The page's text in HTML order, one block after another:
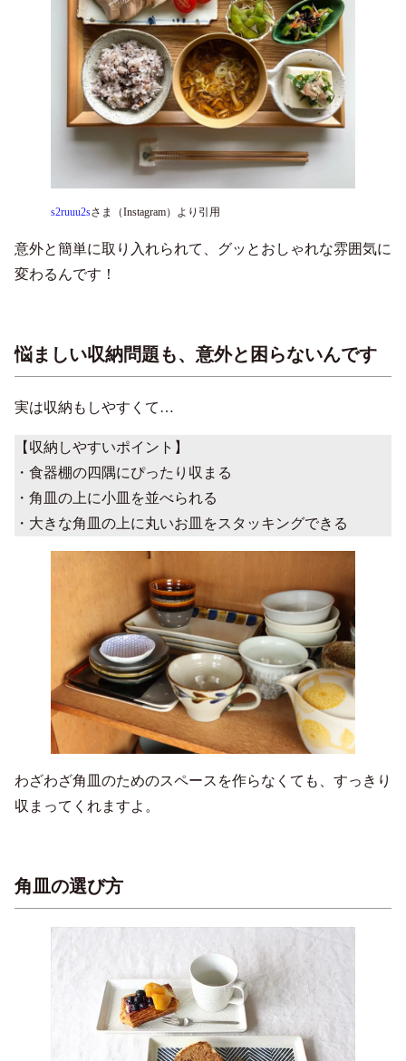
s2ruuu2sさま（Instagram）より引用
意外と簡単に取り入れられて、グッとおしゃれな雰囲気に
変わるんです！
悩ましい収納問題も、意外と困らないんです
実は収納もしやすくて…
【収納しやすいポイント】
・食器棚の四隅にぴったり収まる
・角皿の上に小皿を並べられる
・大きな角皿の上に丸いお皿をスタッキングできる
わざわざ角皿のためのスペースを作らなくても、すっきり
収まってくれますよ。
角皿の選び方